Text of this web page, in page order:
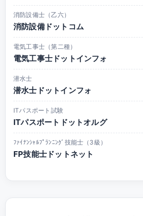
消防設備士（乙六）
消防設備ドットコム
電気工事士（第二種）
電気工事士ドットインフォ
潜水士
潜水士ドットインフォ
ITパスポート試験
ITパスポートドットオルグ
ﾌｧｲﾅﾝｼｬﾙﾌﾟﾗﾝﾆﾝｸﾞ技能士（3級）
FP技能士ドットネット